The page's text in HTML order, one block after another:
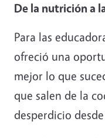
De la nutrición a
Para las
ofreció una
mejor lo que
que salen de la
desperdicio